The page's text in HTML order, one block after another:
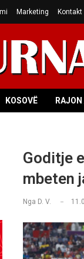
Marketing Kontakt
KOSOVË
Goditje
mbeten
Nga D. V.